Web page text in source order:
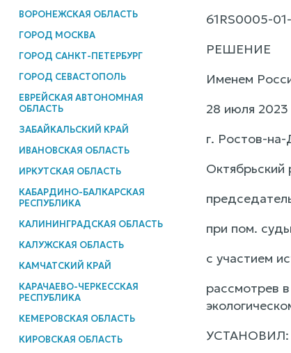
ВОРОНЕЖСКАЯ ОБЛАСТЬ
ГОРОД МОСКВА
ГОРОД САНКТ-ПЕТЕРБУРГ
ГОРОД СЕВАСТОПОЛЬ
ЕВРЕЙСКАЯ АВТОНОМНАЯ
ОБЛАСТЬ
ЗАБАЙКАЛЬСКИЙ КРАЙ
ИВАНОВСКАЯ ОБЛАСТЬ
ИРКУТСКАЯ ОБЛАСТЬ
КАБАРДИНО-БАЛКАРСКАЯ
РЕСПУБЛИКА
КАЛИНИНГРАДСКАЯ ОБЛАСТЬ
КАЛУЖСКАЯ ОБЛАСТЬ
КАМЧАТСКИЙ КРАЙ
КАРАЧАЕВО-ЧЕРКЕССКАЯ
РЕСПУБЛИКА
КЕМЕРОВСКАЯ ОБЛАСТЬ
КИРОВСКАЯ ОБЛАСТЬ
61RS0005-
РЕШЕНИЕ
Именем
28 июля 2023
г. Ростов-
Октябрьский
при пом.
с участием
рассмотрев
УСТАНОВИЛ: